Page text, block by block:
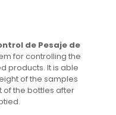
de Pesaje de
for controlling the
products. It is able
of the samples
of the bottles after